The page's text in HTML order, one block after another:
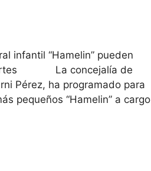
infantil “Hamelin” pueden
martes La concejalía de
Pérez, ha programado para
pequeños “Hamelin” a cargo